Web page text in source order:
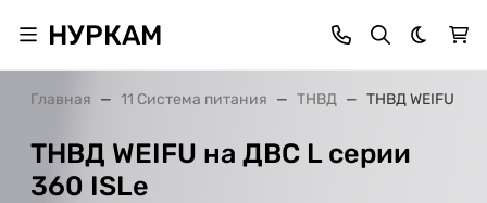
НУРКАМ Темная
Главная 11 Система питания ТНВД ТНВД WEIFU на
ТНВД WEIFU на ДВС L серии
360 ISLe